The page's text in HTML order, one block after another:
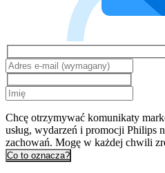
Chcę otrzymywać komunikaty
usług, wydarzeń i promocji Philips
zachowań. Mogę w każdej chwili
Co to oznacza?